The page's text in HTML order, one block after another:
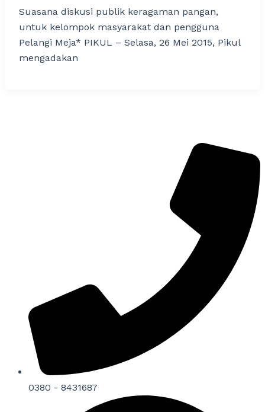
Suasana diskusi publik keragaman pangan,
untuk kelompok masyarakat dan pengguna
Pelangi Meja* PIKUL – Selasa, 26 Mei 2015, Pikul
mengadakan
0380 - 8431687